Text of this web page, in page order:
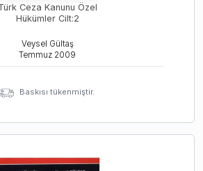
Ceza Kanunu Özel
Hükümler Cilt:2
Veysel Gültaş
Temmuz 2009
Baskısı tükenmiştir.